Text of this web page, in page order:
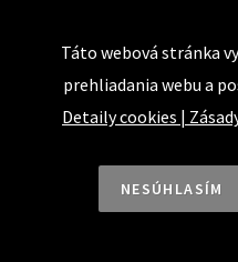
Táto webová stránka
prehliadania webu a
Detaily cookies |
NESÚHLASÍM